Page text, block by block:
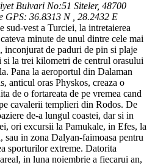
Bulvari No:51 Siteler, 48700
GPS: 36.8313 N , 28.2432 E
sud-vest a Turciei, la intretaierea
minute de unul dintre cele mai
de paduri de pin si plaje
la trei kilometri de centrul orasului
Pana la aeroportul din Dalaman
anticul oras Physkos, creaza o
de o fortareata de pe vremea cand
cavalerii templieri din Rodos. De
de-a lungul coastei, dar si in
ori excursii la Pamukale, in Efes, la
sau in zona Dalyan-faimoasa pentru
sporturilor extreme. Datorita
in luna noiembrie a fiecarui an,